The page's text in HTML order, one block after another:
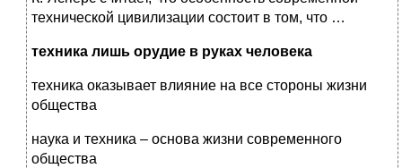
технической цивилизации состоит в том, что …
техника лишь орудие в руках человека
техника оказывает влияние на все стороны жизни
общества
наука и техника – основа жизни современного
общества